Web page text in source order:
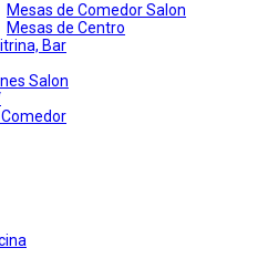
Mesas de Comedor Salon
Mesas de Centro
Bar
Salon